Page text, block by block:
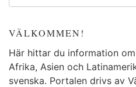
VÄLKOMMEN!
Här hittar du information
Afrika, Asien och
svenska. Portalen drivs av